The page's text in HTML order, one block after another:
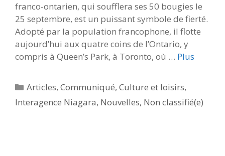
franco-ontarien, qui soufflera ses 50 bougies le
25 septembre, est un puissant symbole de fierté.
Adopté par la population francophone, il flotte
aujourd’hui aux quatre coins de l’Ontario, y
compris à Queen’s Park, à Toronto, où … Plus
Catégories
Articles,Communiqué,Culture et loisirs,
Interagence Niagara, Nouvelles, Non classifié(e)